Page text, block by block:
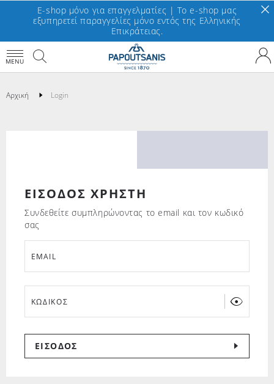
E-shop μόνο για επαγγελματίες | To e-shop μας
εξυπηρετεί παραγγελίες μόνο εντός της Ελληνικής
Επικράτειας.
MENU
Αρχική Login
ΕΙΣΟΔΟΣ ΧΡΗΣΤΗ
Συνδεθείτε συμπληρώνοντας το email και τον κωδικό
σας
EMAIL
ΚΩΔΙΚΟΣ
ΕΙΣΟΔΟΣ